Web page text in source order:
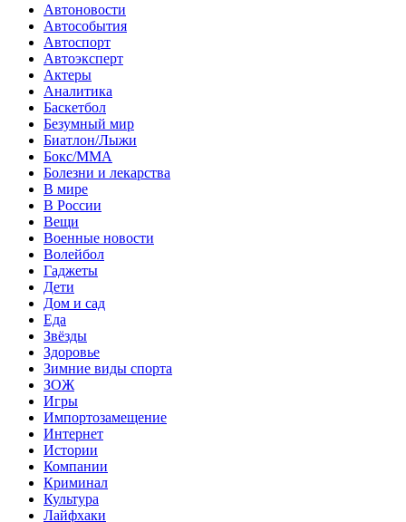
Автоновости
Автособытия
Автоспорт
Автоэксперт
Актеры
Аналитика
Баскетбол
Безумный мир
Биатлон/Лыжи
Бокс/MMA
Болезни и лекарства
В мире
В России
Вещи
Военные новости
Волейбол
Гаджеты
Дети
Дом и сад
Еда
Звёзды
Здоровье
Зимние виды спорта
ЗОЖ
Игры
Импортозамещение
Интернет
Истории
Компании
Криминал
Культура
Лайфхаки